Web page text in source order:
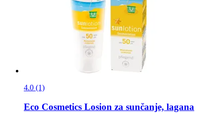
4.0 (1)
Eco Cosmetics Losion za sunčanje, lagana